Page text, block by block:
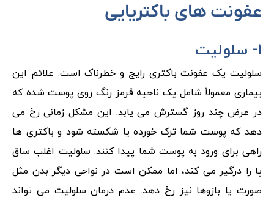
عفونت های باکتریایی
۱- سلولیت
سلولیت یک عفونت باکتری رایج و خطرناک است. علائم این
بیماری معمولاً شامل یک ناحیه قرمز رنگ روی پوست شده که
در عرض چند روز گسترش می یابد. این مشکل زمانی رخ می
دهد که پوست شما ترک خورده یا شکسته شود و باکتری ها
راهی برای ورود به پوست شما پیدا کنند. سلولیت اغلب ساق
پا را درگیر می کند، اما ممکن است در نواحی دیگر بدن مثل
صورت یا بازوها نیز رخ دهد. عدم درمان سلولیت می تواند